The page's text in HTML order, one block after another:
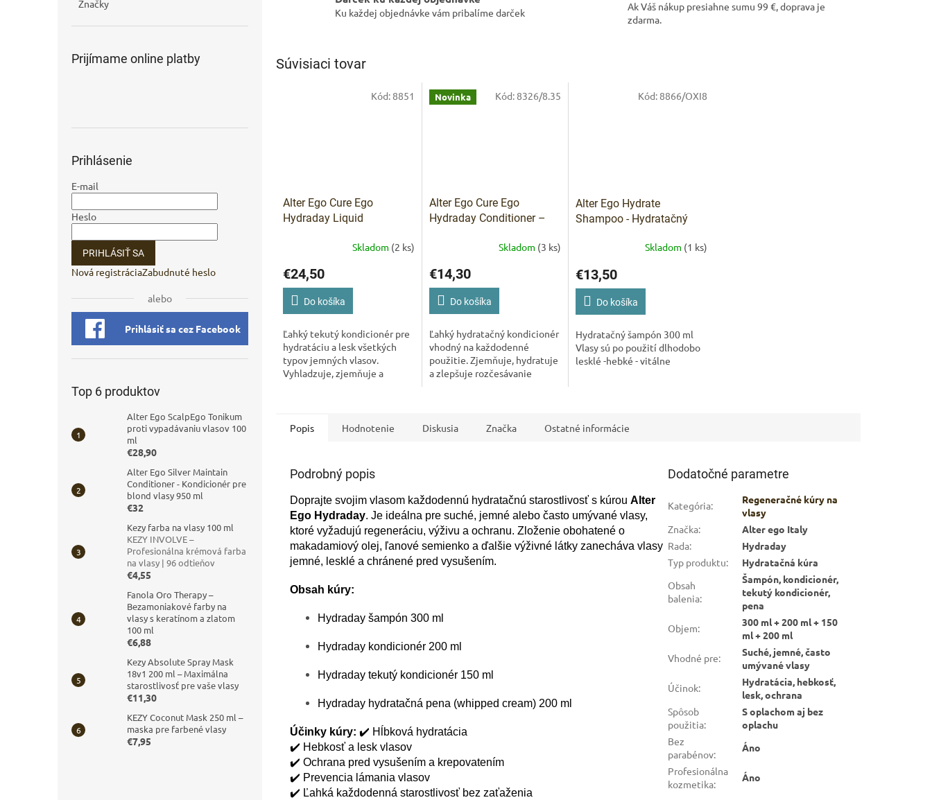
Značky
Prijímame online platby
Prihlásenie
E-mail
Heslo
PRIHLÁSIŤ SA
Nová registráciaZabudnuté heslo
alebo
Prihlásiť sa cez Facebook
Top 6 produktov
Alter Ego ScalpEgo Tonikum
proti vypadávaniu vlasov 100
ml
€28,90
Alter Ego Silver Maintain
Conditioner - Kondicionér pre
blond vlasy 950 ml
€32
Kezy farba na vlasy 100 ml
KEZY INVOLVE –
Profesionálna krémová farba
na vlasy | 96 odtieňov
€4,55
Fanola Oro Therapy –
Bezamoniakové farby na
vlasy s keratínom a zlatom
100 ml
€6,88
Kezy Absolute Spray Mask
18v1 200 ml – Maximálna
starostlivosť pre vaše vlasy
€11,30
KEZY Coconut Mask 250 ml –
maska pre farbené vlasy
€7,95
O
Ku každej objednávke vám pribalíme darček
Ak Váš nákup presiahne sumu 99 €, doprava je
zdarma.
Súvisiaci tovar
Alter Ego Cure Ego
Hydraday Liquid
kondicionér 150 ml
Skladom (2 ks)
€24,50
Do košíka
Ľahký tekutý kondicionér pre
hydratáciu a lesk všetkých
typov jemných vlasov.
Vyhladzuje, zjemňuje a
Kód:8851 Novinka
Alter Ego Cure Ego
Hydraday Conditioner –
kondicionér 200 ml
Skladom (3 ks)
€14,30
Do košíka
Ľahký hydratačný kondicionér
vhodný na každodenné
použitie. Zjemňuje, hydratuje
a zlepšuje rozčesávanie
Kód:8326/8.35
Alter Ego Hydrate
Shampoo - Hydratačný
Skladom (1 ks)
€13,50
Do košíka
Hydratačný šampón 300 ml
Vlasy sú po použití dlhodobo
lesklé -hebké - vitálne
Kód:8866/OXI8
Popis Hodnotenie Diskusia Značka Ostatné informácie
Podrobný popis
Doprajte svojim vlasom každodennú hydratačnú starostlivosť s kúrou Alter
Ego Hydraday. Je ideálna pre suché, jemné alebo často umývané vlasy,
ktoré vyžadujú regeneráciu, výživu a ochranu. Zloženie obohatené o
makadamiový olej, ľanové semienko a ďalšie výživné látky zanecháva vlasy
jemné, lesklé a chránené pred vysušením.
Obsah kúry:
Hydraday šampón 300 ml
Hydraday kondicionér 200 ml
Hydraday tekutý kondicionér 150 ml
Hydraday hydratačná pena (whipped cream) 200 ml
Účinky kúry: ✔️ Hĺbková hydratácia
✔️ Hebkosť a lesk vlasov
✔️ Ochrana pred vysušením a krepovatením
✔️ Prevencia lámania vlasov
✔️ Ľahká každodenná starostlivosť bez zaťaženia
Dodatočné parametre
Kategória:
Regeneračné kúry na
vlasy
Značka:
Alter ego Italy
Rada:
Hydraday
Typ produktu:
Hydratačná kúra
Obsah
balenia:
Šampón, kondicionér,
tekutý kondicionér,
pena
Objem:
300 ml + 200 ml + 150
ml + 200 ml
Vhodné pre:
Suché, jemné, často
umývané vlasy
Účinok:
Hydratácia, hebkosť,
lesk, ochrana
Spôsob
použitia:
S oplachom aj bez
oplachu
Bez
parabénov:
Áno
Profesionálna
kozmetika:
Áno
IVAMARKET poradca